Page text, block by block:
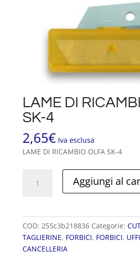
LAME DI
SK-4
2,65€ Iva esclusa
LAME DI RICAMBIO OLFA SK-4
Aggiungi al
COD: 255c3b218836 Categorie:
TAGLIERINE, FORBICI, FORBICI,
CANCELLERIA